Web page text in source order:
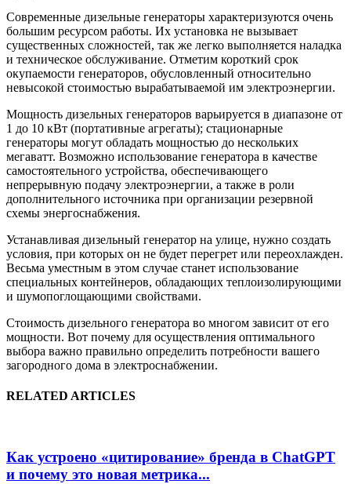
Современные дизельные генераторы характеризуются очень
большим ресурсом работы. Их установка не вызывает
существенных сложностей, так же легко выполняется наладка
и техническое обслуживание. Отметим короткий срок
окупаемости генераторов, обусловленный относительно
невысокой стоимостью вырабатываемой им электроэнергии.
Мощность дизельных генераторов варьируется в диапазоне от
1 до 10 кВт (портативные агрегаты); стационарные
генераторы могут обладать мощностью до нескольких
мегаватт. Возможно использование генератора в качестве
самостоятельного устройства, обеспечивающего
непрерывную подачу электроэнергии, а также в роли
дополнительного источника при организации резервной
схемы энергоснабжения.
Устанавливая дизельный генератор на улице, нужно создать
условия, при которых он не будет перегрет или переохлажден.
Весьма уместным в этом случае станет использование
специальных контейнеров, обладающих теплоизолирующими
и шумопоглощающими свойствами.
Стоимость дизельного генератора во многом зависит от его
мощности. Вот почему для осуществления оптимального
выбора важно правильно определить потребности вашего
загородного дома в электроснабжении.
RELATED ARTICLES
Как устроено «цитирование» бренда в ChatGPT
и почему это новая метрика...